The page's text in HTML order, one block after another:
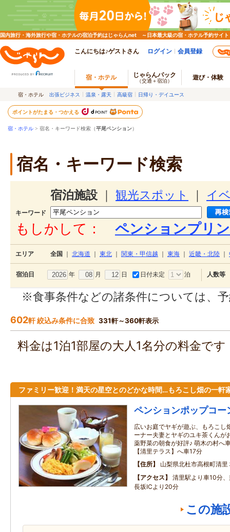
国内旅行・海外旅行や宿・ホテルの宿泊予約はじゃらんnet ～日本最大級の宿・ホテル予約サイト
こんにちは♪ゲストさん ログイン 会員登録
宿・ホテル じゃらんパック
（交通＋宿泊） 遊び・体験
宿・ホテル 出張ビジネス 温泉・露天 高級宿 日帰り・デイユース
ポイントがたまる・つかえる
宿・ホテル > 宿名・キーワード検索（平尾ペンション）
宿名・キーワード検索
宿泊施設 観光スポット イ
キーワード
もしかして： ペンションプリ
エリア 全国 北海道 東北 関東・甲信越 東海 近畿・北陸
宿泊日 年 月 日 日付未定 泊 人数等
※食事条件などの諸条件については、
602軒 絞込み条件に合致 331軒～360軒表示
料金は1泊1部屋の大人1名分の料金で
ファミリー歓迎！満天の星空とのどかな時間…もろこし畑の一
ペンションポップコー
広いお庭でヤギが遊ぶ、もろこし
ーナー夫妻とヤギのユキ茶くんが
薬野菜の朝食が好評♪ 萌木の村へ
【清里テラス】へ車17分
住所
山梨県北杜市高根町清里
アクセス
清里駅より車10分
長坂ICより20分
この施